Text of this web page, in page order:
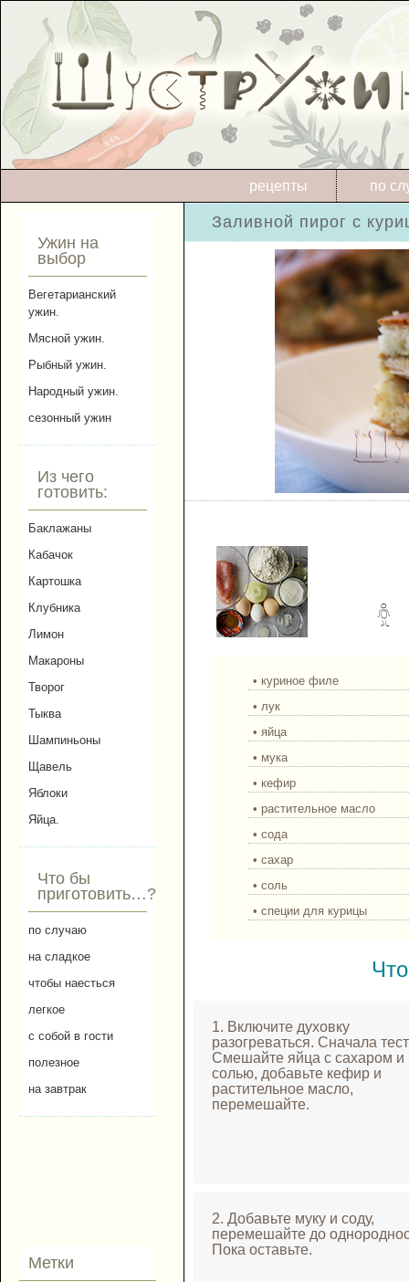
по
рецепты
Ужин на
выбор
Вегетарианский
ужин.
Мясной ужин.
Рыбный ужин.
Народный ужин.
сезонный ужин
Из чего
готовить:
Баклажаны
Кабачок
Картошка
Клубника
Лимон
Макароны
Творог
Тыква
Шампиньоны
Щавель
Яблоки
Яйца.
Что бы
приготовить…?
по случаю
на сладкое
чтобы наесться
легкое
с собой в гости
полезное
на завтрак
Метки
Заливной пирог с
• куриное филе
• лук
• яйца
• мука
• кефир
• растительное масло
• сода
• сахар
• соль
• специи для курицы
1. Включите духовку
разогреваться. Сначала
Смешайте яйца с сахаром и
солью, добавьте кефир и
растительное масло,
перемешайте.
2. Добавьте муку и соду,
перемешайте до
Пока оставьте.